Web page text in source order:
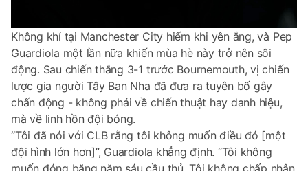
Không khí tại Manchester City hiếm khi yên ắng, và Pep
Guardiola một lần nữa khiến mùa hè này trở nên sôi
động. Sau chiến thắng 3-1 trước Bournemouth, vị chiến
lược gia người Tây Ban Nha đã đưa ra tuyên bố gây
chấn động - không phải về chiến thuật hay danh hiệu,
mà về linh hồn đội bóng.
“Tôi đã nói với CLB rằng tôi không muốn điều đó [một
đội hình lớn hơn]”, Guardiola khẳng định. “Tôi không